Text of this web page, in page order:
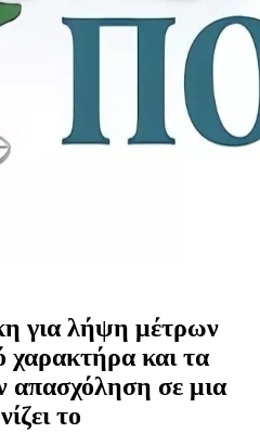
για λήψη μέτρων
χαρακτήρα και τα
απασχόληση σε μια
το